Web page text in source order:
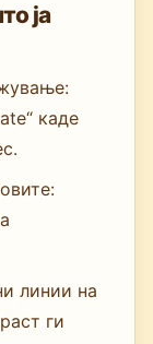
ја
каде
линии на
ги